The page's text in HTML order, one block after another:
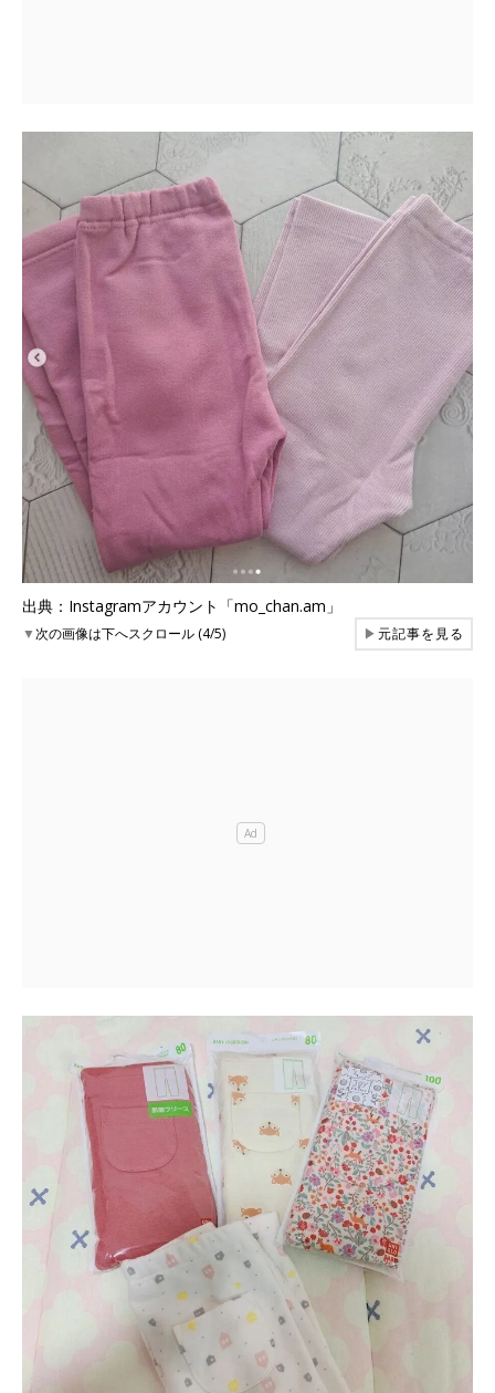
出典：Instagramアカウント「mo_chan.am」
▼次の画像は下へスクロール (4/5) ▶元記事を見る